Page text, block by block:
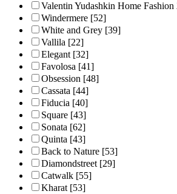
Valentin Yudashkin Home Fashion
Windermere [52]
White and Grey [39]
Vallila [22]
Elegant [32]
Favolosa [41]
Obsession [48]
Cassata [44]
Fiducia [40]
Square [43]
Sonata [62]
Quinta [43]
Back to Nature [53]
Diamondstreet [29]
Catwalk [55]
Kharat [53]